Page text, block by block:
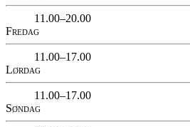
11.00–20.00
Fredag
11.00–17.00
Lørdag
11.00–17.00
Søndag